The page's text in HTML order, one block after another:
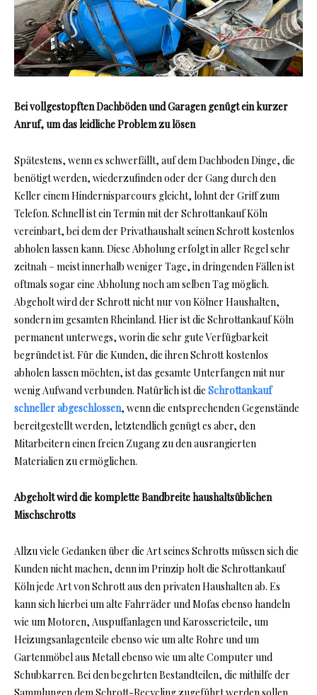
Bei vollgestopften Dachböden und Garagen genügt ein kurzer
Anruf, um das leidliche Problem zu lösen
Spätestens, wenn es schwerfällt, auf dem Dachboden Dinge, die
benötigt werden, wiederzufinden oder der Gang durch den
Keller einem Hindernisparcours gleicht, lohnt der Griff zum
Telefon. Schnell ist ein Termin mit der Schrottankauf Köln
vereinbart, bei dem der Privathaushalt seinen Schrott kostenlos
abholen lassen kann. Diese Abholung erfolgt in aller Regel sehr
zeitnah – meist innerhalb weniger Tage, in dringenden Fällen ist
oftmals sogar eine Abholung noch am selben Tag möglich.
Abgeholt wird der Schrott nicht nur von Kölner Haushalten,
sondern im gesamten Rheinland. Hier ist die Schrottankauf Köln
permanent unterwegs, worin die sehr gute Verfügbarkeit
begründet ist. Für die Kunden, die ihren Schrott kostenlos
abholen lassen möchten, ist das gesamte Unterfangen mit nur
wenig Aufwand verbunden. Natürlich ist die Schrottankauf
schneller abgeschlossen, wenn die entsprechenden Gegenstände
bereitgestellt werden, letztendlich genügt es aber, den
Mitarbeitern einen freien Zugang zu den ausrangierten
Materialien zu ermöglichen.
Abgeholt wird die komplette Bandbreite haushaltsüblichen
Mischschrotts
Allzu viele Gedanken über die Art seines Schrotts müssen sich die
Kunden nicht machen, denn im Prinzip holt die Schrottankauf
Köln jede Art von Schrott aus den privaten Haushalten ab. Es
kann sich hierbei um alte Fahrräder und Mofas ebenso handeln
wie um Motoren, Auspuffanlagen und Karosserieteile, um
Heizungsanlagenteile ebenso wie um alte Rohre und um
Gartenmöbel aus Metall ebenso wie um alte Computer und
Schubkarren. Bei den begehrten Bestandteilen, die mithilfe der